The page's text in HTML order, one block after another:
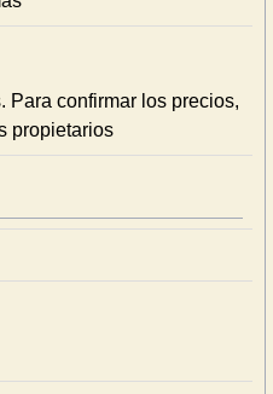
Para confirmar los precios,
propietarios